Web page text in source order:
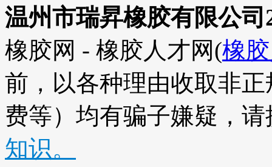
温州市瑞昇橡胶有限公
橡胶网 - 橡胶人才网(橡
前，以各种理由收取非
费等）均有骗子嫌疑，
知识。